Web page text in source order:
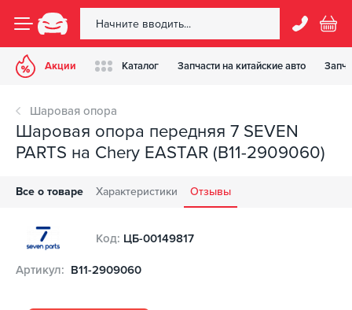
Акции Каталог Запчасти на китайские авто
Шаровая опора
Шаровая опора передняя 7 SEVEN
PARTS на Chery EASTAR (B11-2909060)
Все о товаре Характеристики Отзывы
Код: ЦБ-00149817
Артикул: B11-2909060